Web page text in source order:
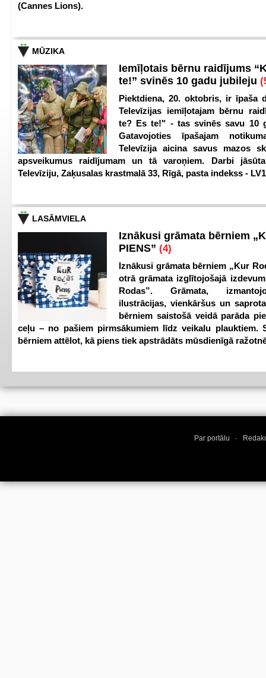
(Cannes Lions).
MŪZIKA
Iemīļotais bērnu raidījums
te!” svinēs 10 gadu jubileju
Piektdiena, 20. oktobris, ir īpaša
Televīzijas iemīļotajam bērnu
te? Es te!" - tas svinēs savu 10
Gatavojoties īpašajam
Televīzija aicina savus mazos
apsveikumus raidījumam un tā varoņiem. Darbi
Televīziju, Zaķusalas krastmalā 33, Rīgā, pasta indekss -
LASĀMVIELA
Iznākusi grāmata bērniem
PIENS” (4)
Iznākusi grāmata bērniem „Kur
otrā grāmata izglītojošajā
Rodas”. Grāmata,
ilustrācijas, vienkāršus un
bērniem saistošā veidā parāda
ceļu – no pašiem pirmsākumiem līdz veikalu plauktiem.
bērniem attēlot, kā piens tiek apstrādāts mūsdienīgā
Par portālu ·